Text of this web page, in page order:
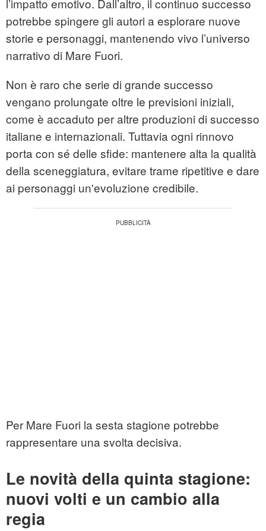
l’impatto emotivo. Dall’altro, il continuo successo
potrebbe spingere gli autori a esplorare nuove
storie e personaggi, mantenendo vivo l’universo
narrativo di Mare Fuori.
Non è raro che serie di grande successo
vengano prolungate oltre le previsioni iniziali,
come è accaduto per altre produzioni di successo
italiane e internazionali. Tuttavia ogni rinnovo
porta con sé delle sfide: mantenere alta la qualità
della sceneggiatura, evitare trame ripetitive e dare
ai personaggi un'evoluzione credibile.
Per Mare Fuori la sesta stagione potrebbe
rappresentare una svolta decisiva.
Le novità della quinta stagione:
nuovi volti e un cambio alla
regia